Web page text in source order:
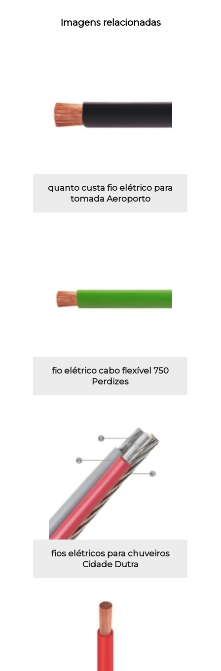
Imagens relacionadas
quanto custa fio elétrico para
tomada Aeroporto
fio elétrico cabo flexível 750
Perdizes
fios elétricos para chuveiros
Cidade Dutra